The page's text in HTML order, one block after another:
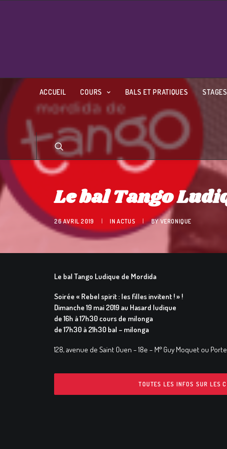
ACCUEIL COURS BALS ET PRATIQUES STAGES
Le bal Tango
26 AVRIL 2019 INACTUS | BYVERONIQUE
Le bal Tango Ludique de Mordida
Soirée « Rebel spirit : les filles invitent ! » !
Dimanche 19 mai 2019 au Hasard ludique
de 16h à 17h30 cours de milonga
de 17h30 à 21h30 bal – milonga
128, avenue de Saint Ouen – 18e – M° Guy Moquet ou
TOUTES LES INFOS SUR LES